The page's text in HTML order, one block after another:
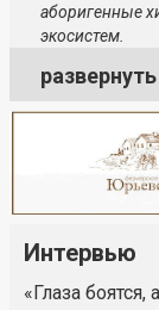
аборигенные
экосистем.
развернуть
Интервью
«Глаза